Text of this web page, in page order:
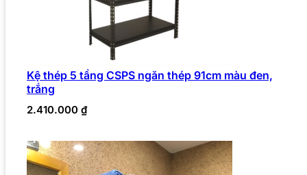
Kệ thép 5 tầng CSPS ngăn thép 91cm màu đen,
trắng
2.410.000 ₫